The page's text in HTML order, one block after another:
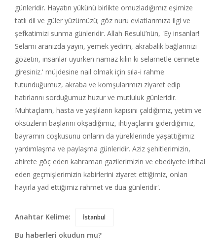
günleridir. Hayatın yükünü birlikte omuzladığımız eşimize
tatlı dil ve güler yüzümüzü; göz nuru evlatlarımıza ilgi ve
şefkatimizi sunma günleridir. Allah Resulü’nün, 'Ey insanlar!
Selamı aranızda yayın, yemek yedirin, akrabalık bağlarınızı
gözetin, insanlar uyurken namaz kılın ki selametle cennete
giresiniz.' müjdesine nail olmak için sıla-i rahme
tutunduğumuz, akraba ve komşularımızı ziyaret edip
hatırlarını sorduğumuz huzur ve mutluluk günleridir.
Muhtaçların, hasta ve yaşlıların kapısını çaldığımız, yetim ve
öksüzlerin başlarını okşadığımız, ihtiyaçlarını giderdiğimiz,
bayramın coşkusunu onların da yüreklerinde yaşattığımız
yardımlaşma ve paylaşma günleridir. Aziz şehitlerimizin,
ahirete göç eden kahraman gazilerimizin ve ebediyete irtihal
eden geçmişlerimizin kabirlerini ziyaret ettiğimiz, onları
hayırla yad ettiğimiz rahmet ve dua günleridir'.
Anahtar Kelime: İstanbul
Bu haberleri okudun mu?